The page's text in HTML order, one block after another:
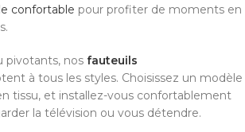
confortable pour profiter de moments en
pivotants, nos fauteuils
à tous les styles. Choisissez un modèle
tissu, et installez-vous confortablement
la télévision ou vous détendre.